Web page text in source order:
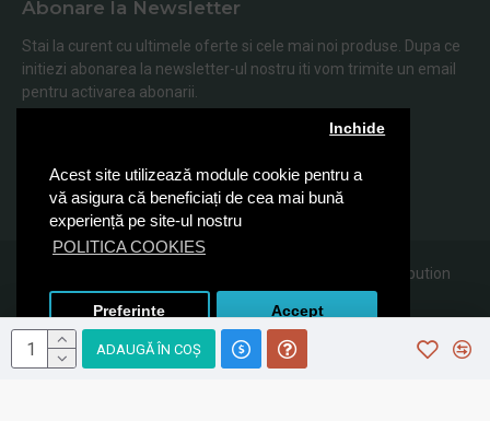
Acest site utilizează module cookie pentru a
vă asigura că beneficiați de cea mai bună
experiență pe site-ul nostru
POLITICA COOKIES
Inchide
Preferinte Accept
ADAUGĂ ÎN COŞ
Abonare la Newsletter
Stai la curent cu ultimele oferte si cele mai noi produse. Dupa ce
initiezi abonarea la newsletter-ul nostru iti vom trimite un email
pentru activarea abonarii.
Abonare
Am citit şi sunt de acord cu Politica de Confidentialitate
© 2019, Papir.ro, Toate drepturile rezervate Sanito Distribution